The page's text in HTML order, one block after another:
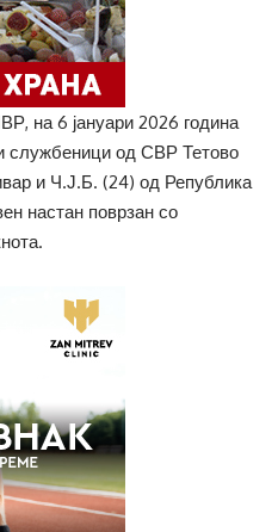
на 6 јануари 2026 година
службеници од СВР Тетово
и Ч.Ј.Б. (24) од Република
настан поврзан со